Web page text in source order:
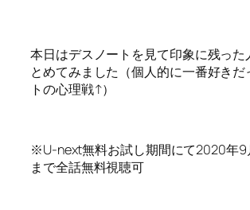
本日はデスノートを見て印象に残った
とめてみました（個人的に一番好き
トの心理戦↑）
※U-next無料お試し期間にて2020年9
まで全話無料視聴可